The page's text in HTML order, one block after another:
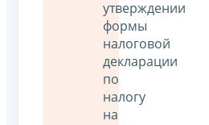
утверждении
формы
налоговой
декларации
по
налогу
на